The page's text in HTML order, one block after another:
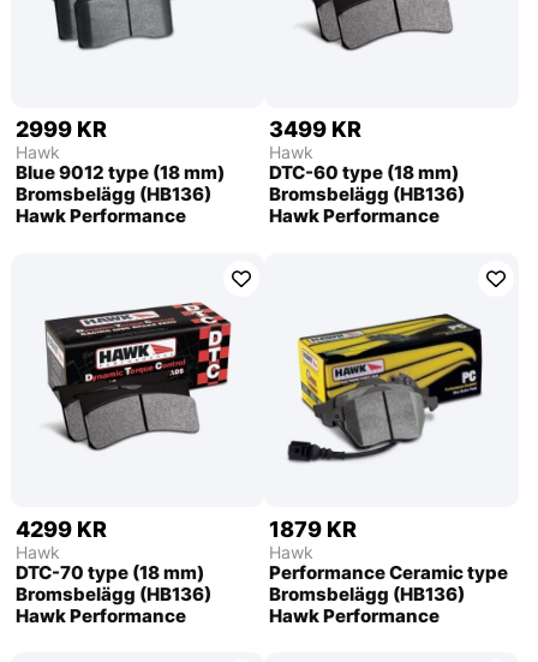
2999 KR
Hawk
Blue 9012 type (18 mm)
Bromsbelägg (HB136)
Hawk Performance
3499 KR
Hawk
DTC-60 type (18 mm)
Bromsbelägg (HB136)
Hawk Performance
4299 KR
Hawk
DTC-70 type (18 mm)
Bromsbelägg (HB136)
Hawk Performance
1879 KR
Hawk
Performance Ceramic type
Bromsbelägg (HB136)
Hawk Performance